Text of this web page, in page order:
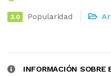
3.0 Popularidad
INFORMACIÓN SOBRE